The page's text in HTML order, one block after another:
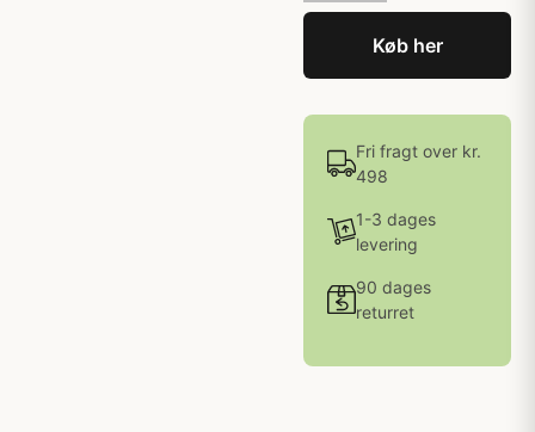
Køb her
Fri fragt over kr.
498
1-3 dages
levering
90 dages
returret